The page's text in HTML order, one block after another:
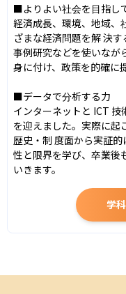
■よりよい社会を目指し
経済成長、環境、地域、
ざまな経済問題を解 決
事例研究などを使いなが
身に付け、政策を的確に
■データで分析する力
インターネットと ICT
を迎えました。実際に起
歴史・制 度面から実証
性と限界を学び、卒業後
いきます。
学